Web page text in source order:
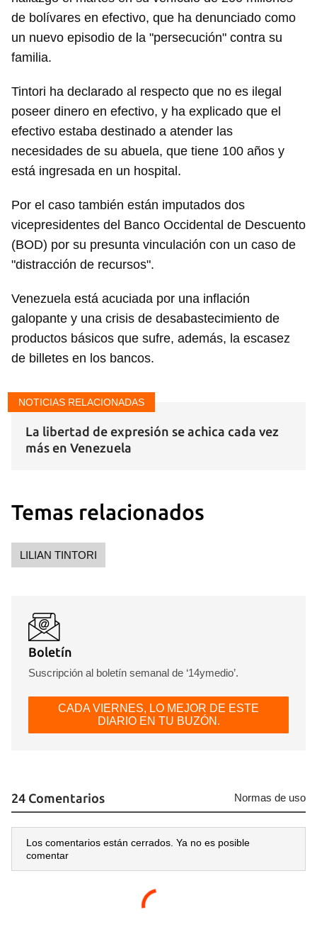
Guardar como favorito
Para poder guardar como favorito, primero has de
iniciar sesión con tu cuenta de 14ymedio.
de bolívares en efectivo, que ha denunciado como
un nuevo episodio de la "persecución" contra su
familia.
Tintori ha declarado al respecto que no es ilegal
poseer dinero en efectivo, y ha explicado que el
efectivo estaba destinado a atender las
necesidades de su abuela, que tiene 100 años y
está ingresada en un hospital.
Por el caso también están imputados dos
vicepresidentes del Banco Occidental de Descuento
(BOD) por su presunta vinculación con un caso de
"distracción de recursos".
Venezuela está acuciada por una inflación
galopante y una crisis de desabastecimiento de
productos básicos que sufre, además, la escasez
de billetes en los bancos.
NOTICIAS RELACIONADAS
La libertad de expresión se achica cada vez
más en Venezuela
Temas relacionados
LILIAN TINTORI
Boletín
Suscripción al boletín semanal de ‘14ymedio’.
CADA VIERNES, LO MEJOR DE ESTE
DIARIO EN TU BUZÓN.
24 Comentarios Normas de uso
Los comentarios están cerrados. Ya no es posible
comentar